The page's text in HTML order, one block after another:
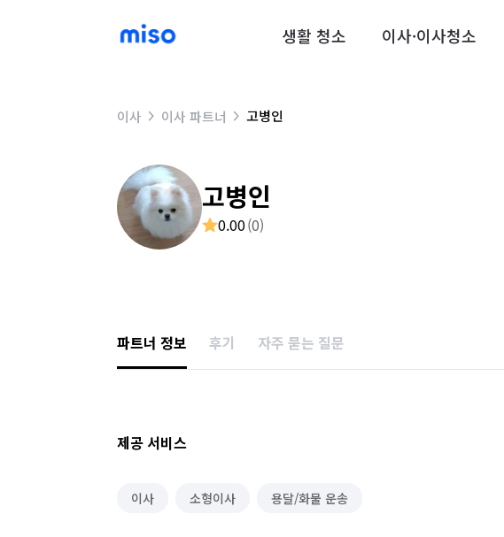
생활 청소 이사·이사청소
이사 이사 파트너 고병인
고병인
0.00(0)
파트너 정보 후기 자주 묻는 질문
제공 서비스
이사 소형이사 용달/화물 운송